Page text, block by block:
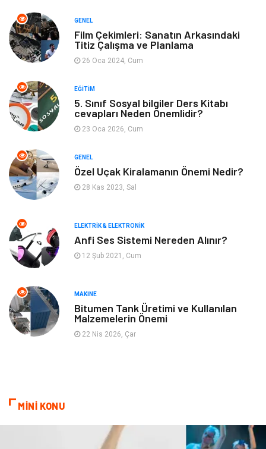
Otomotiv
Makine Alışveriş
Keyif ve Hobi
Tatil Yeme İçme
Bilgisayar & Yazılım Spor
İnternet
Finans ve Yönetim Gayrimenkul
Mobilya Aksesuar
Anne Çocuk
Tekstil Hediyelik Eşya
Bitkisel Ürünler
Bebek Giyim
GENEL
Film Çekimleri: Sanatın Arkasındaki
Titiz Çalışma ve Planlama
26 Oca 2024, Cum
EĞITIM
5. Sınıf Sosyal bilgiler Ders Kitabı
cevapları Neden Önemlidir?
23 Oca 2026, Cum
GENEL
Özel Uçak Kiralamanın Önemi Nedir?
28 Kas 2023, Sal
ELEKTRIK & ELEKTRONIK
Anfi Ses Sistemi Nereden Alınır?
12 Şub 2021, Cum
MAKINE
Bitumen Tank Üretimi ve Kullanılan
Malzemelerin Önemi
22 Nis 2026, Çar
MİNİ KONU